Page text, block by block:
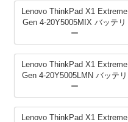
Lenovo ThinkPad X1 Extreme
Gen 4-20Y5005MIX バッテリ
ー
Lenovo ThinkPad X1 Extreme
Gen 4-20Y5005LMN バッテリ
ー
Lenovo ThinkPad X1 Extreme